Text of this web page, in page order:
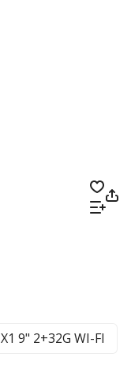
9" 2+32G WI-FI